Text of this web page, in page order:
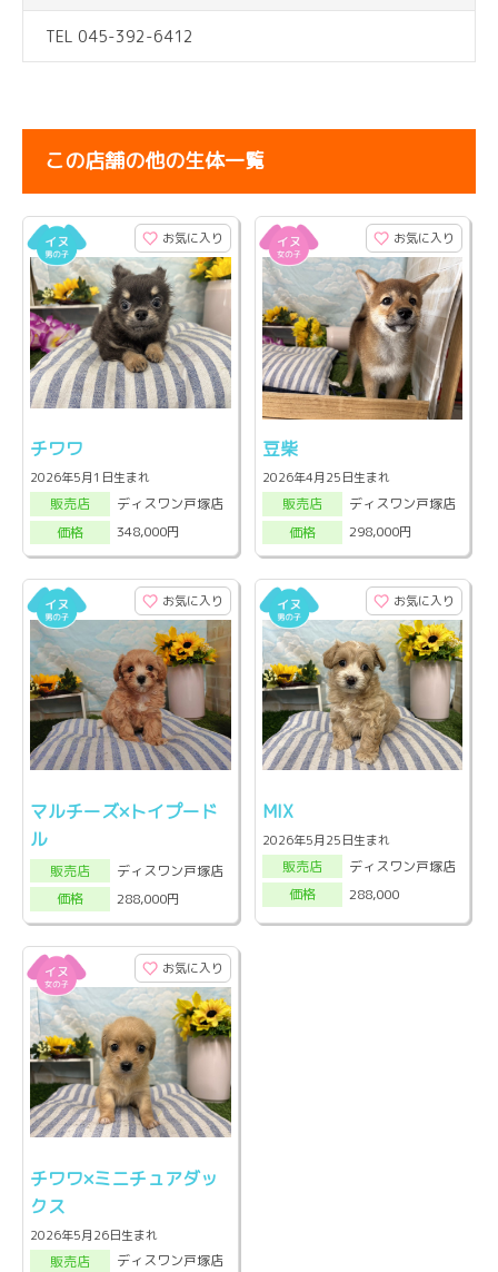
TEL 045-392-6412
この店舗の他の生体一覧
お気に入り
チワワ
2026年5月1日生まれ
販売店
ディスワン戸塚店
価格
348,000円
お気に入り
豆柴
2026年4月25日生まれ
販売店
ディスワン戸塚店
価格
298,000円
お気に入り
マルチーズ×トイプード
ル
販売店
ディスワン戸塚店
価格
288,000円
お気に入り
MIX
2026年5月25日生まれ
販売店
ディスワン戸塚店
価格
288,000
お気に入り
チワワ×ミニチュアダッ
クス
2026年5月26日生まれ
販売店 ディスワン戸塚店